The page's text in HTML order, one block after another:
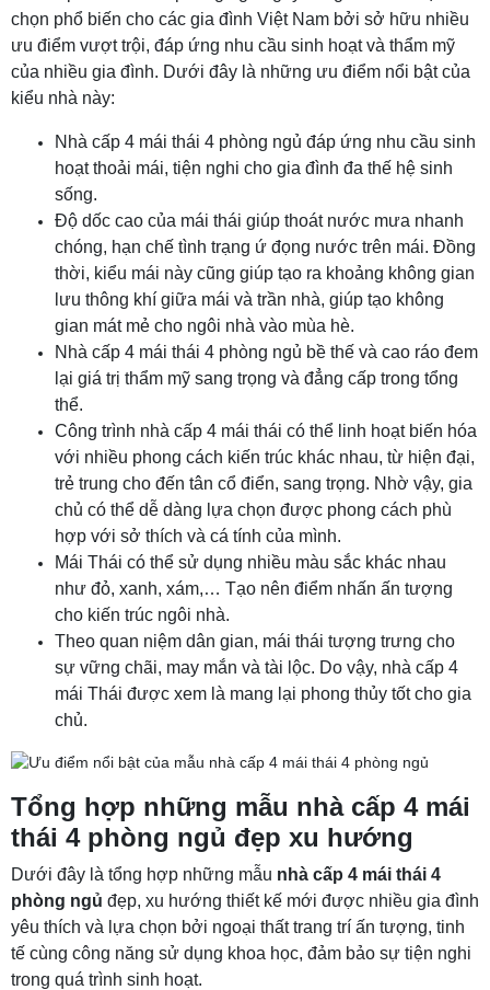
chọn phổ biến cho các gia đình Việt Nam bởi sở hữu nhiều
ưu điểm vượt trội, đáp ứng nhu cầu sinh hoạt và thẩm mỹ
của nhiều gia đình. Dưới đây là những ưu điểm nổi bật của
kiểu nhà này:
Nhà cấp 4 mái thái 4 phòng ngủ đáp ứng nhu cầu sinh
hoạt thoải mái, tiện nghi cho gia đình đa thế hệ sinh
sống.
Độ dốc cao của mái thái giúp thoát nước mưa nhanh
chóng, hạn chế tình trạng ứ đọng nước trên mái. Đồng
thời, kiểu mái này cũng giúp tạo ra khoảng không gian
lưu thông khí giữa mái và trần nhà, giúp tạo không
gian mát mẻ cho ngôi nhà vào mùa hè.
Nhà cấp 4 mái thái 4 phòng ngủ bề thế và cao ráo đem
lại giá trị thẩm mỹ sang trọng và đẳng cấp trong tổng
thể.
Công trình nhà cấp 4 mái thái có thể linh hoạt biến hóa
với nhiều phong cách kiến trúc khác nhau, từ hiện đại,
trẻ trung cho đến tân cổ điển, sang trọng. Nhờ vậy, gia
chủ có thể dễ dàng lựa chọn được phong cách phù
hợp với sở thích và cá tính của mình.
Mái Thái có thể sử dụng nhiều màu sắc khác nhau
như đỏ, xanh, xám,… Tạo nên điểm nhấn ấn tượng
cho kiến trúc ngôi nhà.
Theo quan niệm dân gian, mái thái tượng trưng cho
sự vững chãi, may mắn và tài lộc. Do vậy, nhà cấp 4
mái Thái được xem là mang lại phong thủy tốt cho gia
chủ.
Tổng hợp những mẫu nhà cấp 4 mái
thái 4 phòng ngủ đẹp xu hướng
Dưới đây là tổng hợp những mẫu nhà cấp 4 mái thái 4
phòng ngủ đẹp, xu hướng thiết kế mới được nhiều gia đình
yêu thích và lựa chọn bởi ngoại thất trang trí ấn tượng, tinh
tế cùng công năng sử dụng khoa học, đảm bảo sự tiện nghi
trong quá trình sinh hoạt.